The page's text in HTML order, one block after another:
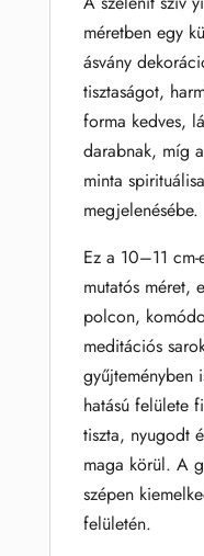
méretben egy
ásvány
tisztaságot,
forma kedves,
darabnak, míg
minta
megjelenésébe.
Ez a 10–11
mutatós méret,
polcon,
meditációs
gyűjteményben
hatású felülete
tiszta, nyugodt
maga körül. A
szépen
felületén.